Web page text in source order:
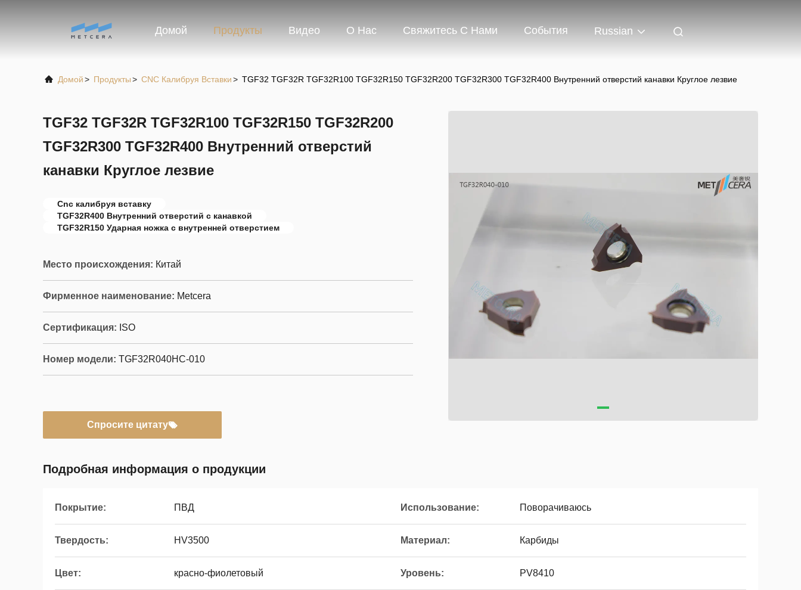
Домой Продукты Видео О Нас Свяжитесь С Нами События Russian
Домой> Продукты> CNC Калибруя Вставки> TGF32 TGF32R TGF32R100 TGF32R150 TGF32R200 TGF32R300 TGF32R400 Внутренний отверстий канавки Круглое лезвие
TGF32 TGF32R TGF32R100 TGF32R150 TGF32R200
TGF32R300 TGF32R400 Внутренний отверстий
канавки Круглое лезвие
Cnc калибруя вставку
TGF32R400 Внутренний отверстий с канавкой
TGF32R150 Ударная ножка с внутренней отверстием
Место происхождения: Китай
Фирменное наименование: Metcera
Сертификация: ISO
Номер модели: TGF32R040HC-010
Спросите цитату
Подробная информация о продукции
Покрытие: ПВД Использование: Поворачиваюсь
Твердость: HV3500 Материал: Карбиды
Цвет: красно-фиолетовый Уровень: PV8410